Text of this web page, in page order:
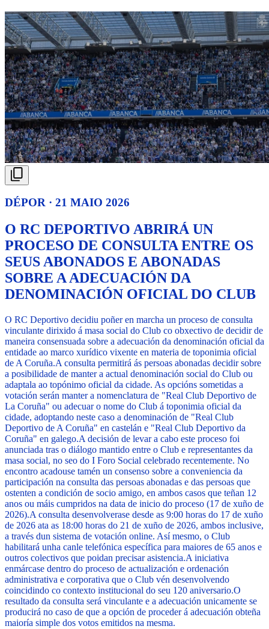
DÉPOR · 21 MAIO 2026
O RC DEPORTIVO ABRIRÁ UN
PROCESO DE CONSULTA ENTRE OS
SEUS ABONADOS E ABONADAS
SOBRE A ADECUACIÓN DA
DENOMINACIÓN OFICIAL DO CLUB
O RC Deportivo decidiu poñer en marcha un proceso de consulta
vinculante dirixido á masa social do Club co obxectivo de decidir de
maneira consensuada sobre a adecuación da denominación oficial da
entidade ao marco xurídico vixente en materia de toponimia oficial
de A Coruña.A consulta permitirá ás persoas abonadas decidir sobre
a posibilidade de manter a actual denominación social do Club ou
adaptala ao topónimo oficial da cidade. As opcións sometidas a
votación serán manter a nomenclatura de "Real Club Deportivo de
La Coruña" ou adecuar o nome do Club á toponimia oficial da
cidade, adoptando neste caso a denominación de "Real Club
Deportivo de A Coruña" en castelán e "Real Club Deportivo da
Coruña" en galego.A decisión de levar a cabo este proceso foi
anunciada tras o diálogo mantido entre o Club e representantes da
masa social, no seo do I Foro Social celebrado recentemente. No
encontro acadouse tamén un consenso sobre a conveniencia da
participación na consulta das persoas abonadas e das persoas que
ostenten a condición de socio amigo, en ambos casos que teñan 12
anos ou máis cumpridos na data de inicio do proceso (17 de xuño de
2026).A consulta desenvolverase desde as 9:00 horas do 17 de xuño
de 2026 ata as 18:00 horas do 21 de xuño de 2026, ambos inclusive,
a través dun sistema de votación online. Así mesmo, o Club
habilitará unha canle telefónica específica para maiores de 65 anos e
outros colectivos que poidan precisar asistencia.A iniciativa
enmárcase dentro do proceso de actualización e ordenación
administrativa e corporativa que o Club vén desenvolvendo
coincidindo co contexto institucional do seu 120 aniversario.O
resultado da consulta será vinculante e a adecuación unicamente se
producirá no caso de que a opción de proceder á adecuación obteña
maioría simple dos votos emitidos na mesma.